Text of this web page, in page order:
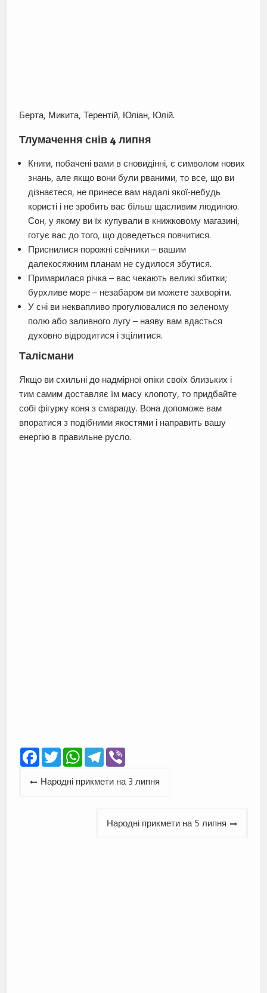
Берта, Микита, Терентій, Юліан, Юлій.
Тлумачення снів 4 липня
Книги, побачені вами в сновидінні, є символом нових
знань, але якщо вони були рваними, то все, що ви
дізнаєтеся, не принесе вам надалі якої-небудь
користі і не зробить вас більш щасливим людиною.
Сон, у якому ви їх купували в книжковому магазині,
готує вас до того, що доведеться повчитися.
Приснилися порожні свічники – вашим
далекосяжним планам не судилося збутися.
Примарилася річка – вас чекають великі збитки;
бурхливе море – незабаром ви можете захворіти.
У сні ви неквапливо прогулювалися по зеленому
полю або заливного лугу – наяву вам вдасться
духовно відродитися і зцілитися.
Талісмани
Якщо ви схильні до надмірної опіки своїх близьких і
тим самим доставляє їм масу клопоту, то придбайте
собі фігурку коня з смарагду. Вона допоможе вам
впоратися з подібними якостями і направить вашу
енергію в правильне русло.
Facebook
TwitterWhatsApp
Telegram
Viber
Навігація
Народні прикмети на 3 липня
Народні прикмети на 5 липня